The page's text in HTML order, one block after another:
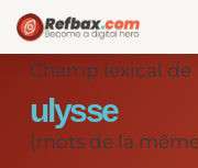
Champ lexical de
ulysse
(mots de la
Panneau de gestion des